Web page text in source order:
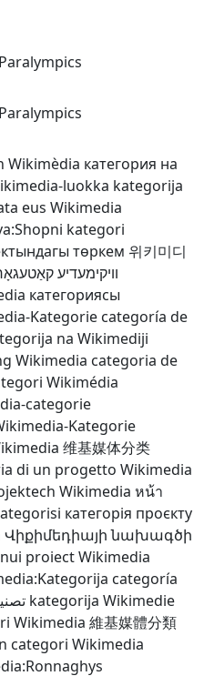
Wikimèdia категория на
luokka kategorija
eus Wikimedia
kategori
төркем 위키미디
וויקימעדיע
категориясы
Kategorie categoría de
na Wikimediji
Wikimedia categoria de
Wikimédia
categorie
Kategorie
维基媒体分类
di un progetto Wikimedia
Wikimedia หน้า
категорія проєкту
Վիքիմեդիայի նախագծի
proiect Wikimedia
categoría
kategorija Wikimedie
Wikimedia 維基媒體分類
categori Wikimedia